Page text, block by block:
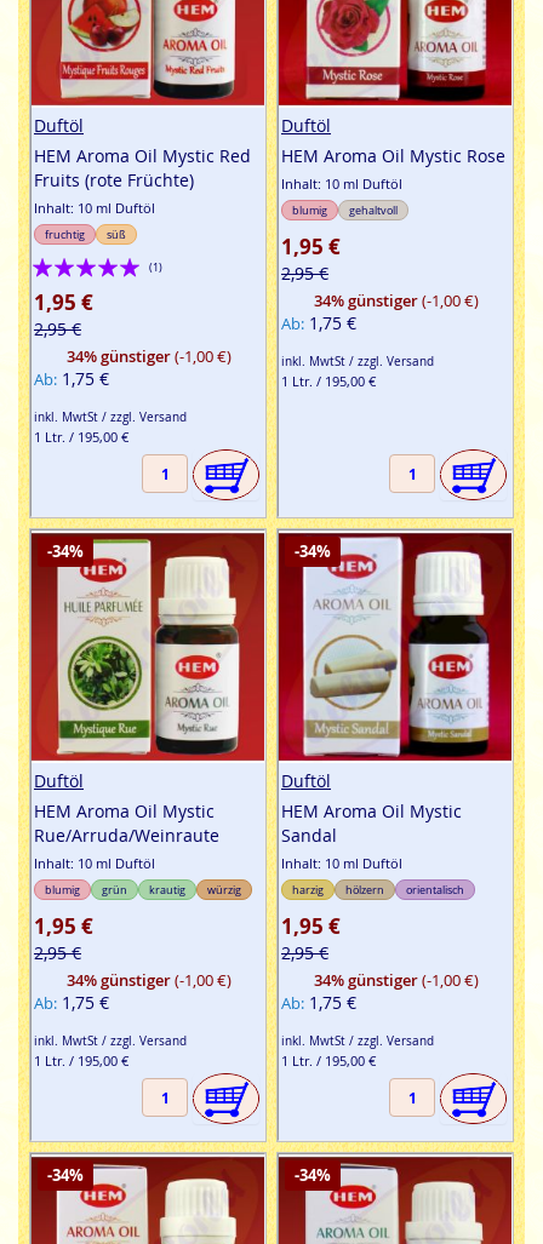
Duftöl
HEM Aroma Oil Mystic Red
Fruits (rote Früchte)
Inhalt: 10 ml Duftöl
fruchtig süß
Bewertung:
100%
(1)
1,95 €
2,95 €
34% günstiger(-1,00 €)
Ab 1,75 €
inkl. MwtSt / zzgl. Versand
1 Ltr. / 195,00 €
Duftöl
HEM Aroma Oil Mystic Rose
Inhalt: 10 ml Duftöl
blumig gehaltvoll
1,95 €
2,95 €
34% günstiger(-1,00 €)
Ab 1,75 €
inkl. MwtSt / zzgl. Versand
1 Ltr. / 195,00 €
-34%
Duftöl
HEM Aroma Oil Mystic
Rue/Arruda/Weinraute
Inhalt: 10 ml Duftöl
blumig grün krautig würzig
1,95 €
2,95 €
34% günstiger(-1,00 €)
Ab 1,75 €
inkl. MwtSt / zzgl. Versand
1 Ltr. / 195,00 €
-34%
Duftöl
HEM Aroma Oil Mystic
Sandal
Inhalt: 10 ml Duftöl
harzig hölzern orientalisch
1,95 €
2,95 €
34% günstiger(-1,00 €)
Ab 1,75 €
inkl. MwtSt / zzgl. Versand
1 Ltr. / 195,00 €
-34% -34%